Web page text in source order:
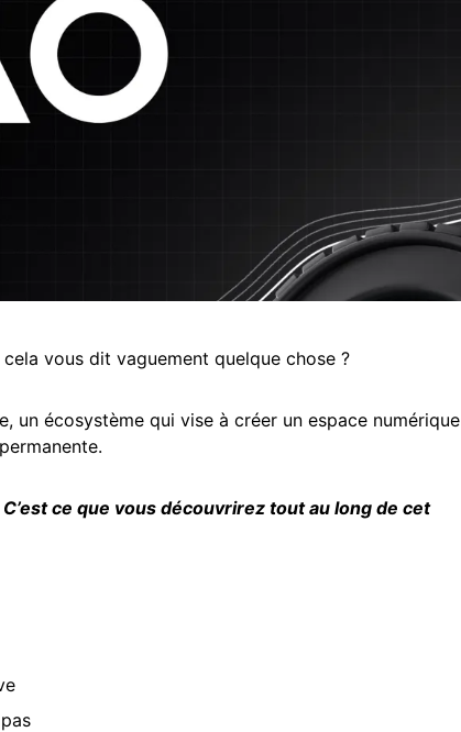
vous dit vaguement quelque chose ?
un écosystème qui vise à créer un espace numérique
ce que vous découvrirez tout au long de cet